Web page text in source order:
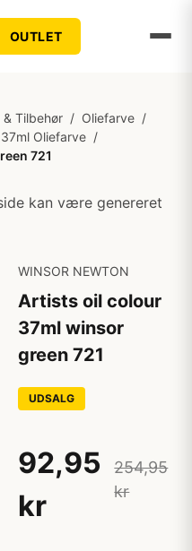
OUTLET
& Tilbehør / Oliefarve /
Oliefarve /
721
kan være genereret
WINSOR NEWTON
Artists oil colour
37ml winsor
green 721
UDSALG
92,95
kr
254,95
kr